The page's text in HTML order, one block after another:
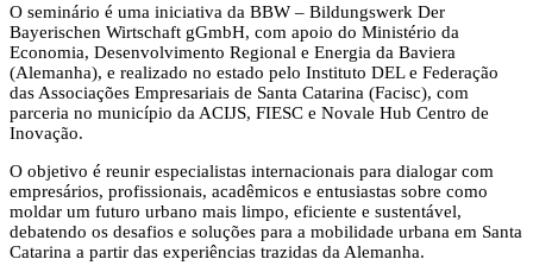
O seminário é uma iniciativa da BBW – Bildungswerk Der
Bayerischen Wirtschaft gGmbH, com apoio do Ministério da
Economia, Desenvolvimento Regional e Energia da Baviera
(Alemanha), e realizado no estado pelo Instituto DEL e Federação
das Associações Empresariais de Santa Catarina (Facisc), com
parceria no município da ACIJS, FIESC e Novale Hub Centro de
Inovação.
O objetivo é reunir especialistas internacionais para dialogar com
empresários, profissionais, acadêmicos e entusiastas sobre como
moldar um futuro urbano mais limpo, eficiente e sustentável,
debatendo os desafios e soluções para a mobilidade urbana em Santa
Catarina a partir das experiências trazidas da Alemanha.